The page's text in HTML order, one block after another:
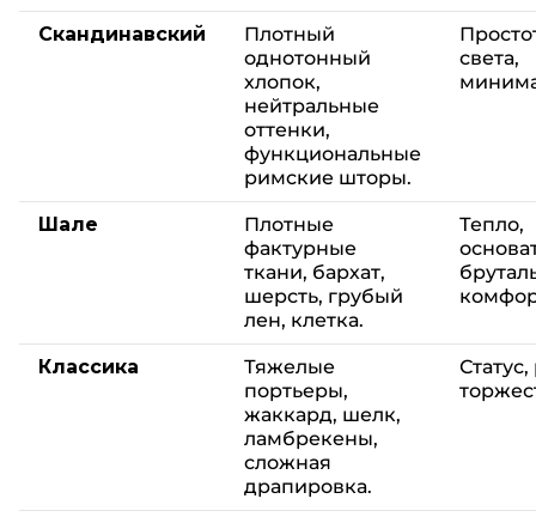
Скандинавский
Плотный
однотонный
хлопок,
нейтральные
оттенки,
функциональные
римские шторы.
света,
Шале
Плотные
фактурные
ткани, бархат,
шерсть, грубый
лен, клетка.
Тепло,
Классика
Тяжелые
портьеры,
жаккард, шелк,
ламбрекены,
сложная
драпировка.